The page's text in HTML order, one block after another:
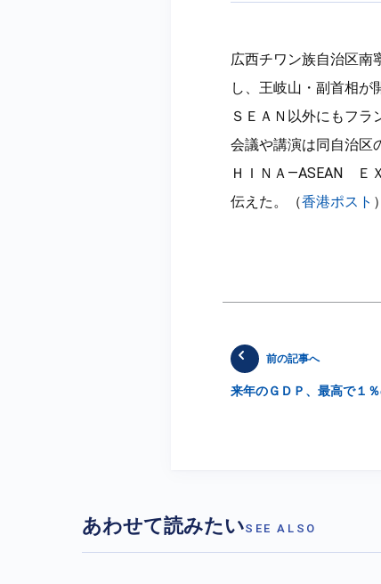
広西チワン族自治区
し、王岐山・副首相が
ＳＥＡＮ以外にもフ
会議や講演は同自治区
ＨＩＮＡ—ASEAN Ｅ
伝えた。（香港ポスト ）
前の記事へ
来年のＧＤＰ、最高で１
あわせて読みたいSEE ALSO